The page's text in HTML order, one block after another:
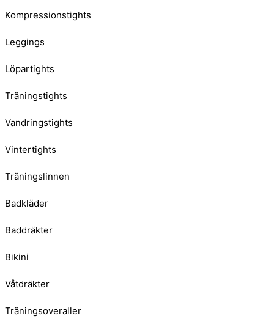
Kompressionstights
Leggings
Löpartights
Träningstights
Vandringstights
Vintertights
Träningslinnen
Badkläder
Baddräkter
Bikini
Våtdräkter
Träningsoveraller